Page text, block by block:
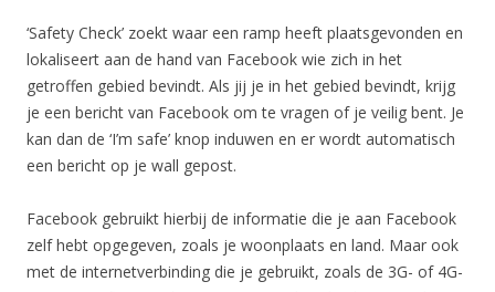
‘Safety Check’ zoekt waar een ramp heeft plaatsgevonden en
lokaliseert aan de hand van Facebook wie zich in het
getroffen gebied bevindt. Als jij je in het gebied bevindt, krijg
je een bericht van Facebook om te vragen of je veilig bent. Je
kan dan de ‘I’m safe’ knop induwen en er wordt automatisch
een bericht op je wall gepost.
Facebook gebruikt hierbij de informatie die je aan Facebook
zelf hebt opgegeven, zoals je woonplaats en land. Maar ook
met de internetverbinding die je gebruikt, zoals de 3G- of 4G-